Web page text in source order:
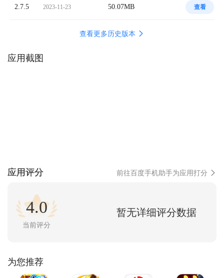
专业体检解读，洞悉健康隐患：提供体检报告深度解读，用通俗易
2.7.5 2023-11-23 50.07MB 查看
查看更多历史版本
应用截图
应用评分 前往百度手机助手为应用打分
4.0
当前评分
暂无详细评分数据
为您推荐